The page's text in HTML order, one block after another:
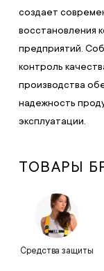
создает
восстановления
предприятий.
контроль
производства
надежность
эксплуатации.
ТОВАРЫ
Средства защиты